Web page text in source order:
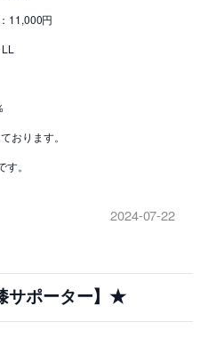
11,000円
おります。
。
2024-07-22
サポーター】★